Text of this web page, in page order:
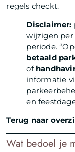
regels checkt.
Disclaimer:
wijzigen per
periode.
betaald
of
informatie
en
Terug naar
Wat bedoel je